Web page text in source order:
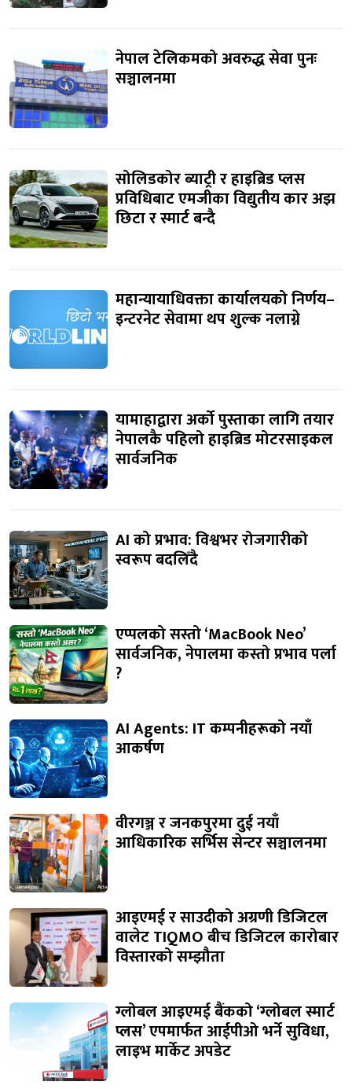
नेपाल टेलिकमको अवरुद्ध सेवा पुनः
सञ्चालनमा
सोलिडकोर ब्याट्री र हाइब्रिड प्लस
प्रविधिबाट एमजीका विद्युतीय कार अझ
छिटा र स्मार्ट बन्दै
महान्यायाधिवक्ता कार्यालयको निर्णय–
इन्टरनेट सेवामा थप शुल्क नलाग्ने
यामाहाद्वारा अर्को पुस्ताका लागि तयार
नेपालकै पहिलो हाइब्रिड मोटरसाइकल
सार्वजनिक
AI को प्रभाव: विश्वभर रोजगारीको
स्वरूप बदलिँदै
एप्पलको सस्तो ‘MacBook Neo’
सार्वजनिक, नेपालमा कस्तो प्रभाव पर्ला
?
AI Agents: IT कम्पनीहरूको नयाँ
आकर्षण
वीरगञ्ज र जनकपुरमा दुई नयाँ
आधिकारिक सर्भिस सेन्टर सञ्चालनमा
आइएमई र साउदीको अग्रणी डिजिटल
वालेट TIQMO बीच डिजिटल कारोबार
विस्तारको सम्झौता
ग्लोबल आइएमई बैंकको ‘ग्लोबल स्मार्ट
प्लस’ एपमार्फत आईपीओ भर्ने सुविधा,
लाइभ मार्केट अपडेट